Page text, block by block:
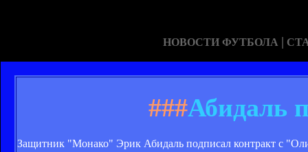
НОВОСТИ ФУТБОЛА |
###Абидаль
Защитник "Монако" Эрик Абидаль подписал контракт с